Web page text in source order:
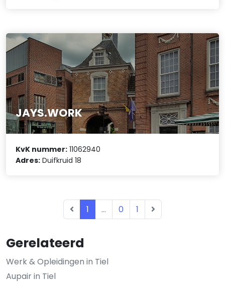
Gerelateerd
Werk & Opleidingen in Tiel
Aupair in Tiel
JAYS.WORK
KvK nummer: 11062940
Adres: Duifkruid 18
1 ... 0 1